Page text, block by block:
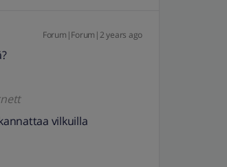
Forum|Forum|2 years ago
vilkuilla